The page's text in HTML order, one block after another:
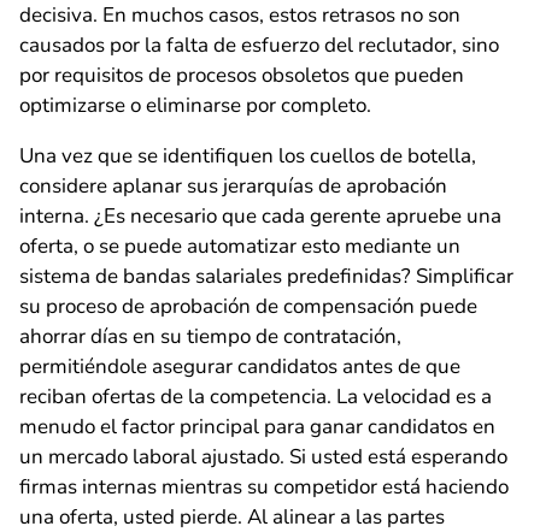
decisiva. En muchos casos, estos retrasos no son
causados por la falta de esfuerzo del reclutador, sino
por requisitos de procesos obsoletos que pueden
optimizarse o eliminarse por completo.
Una vez que se identifiquen los cuellos de botella,
considere aplanar sus jerarquías de aprobación
interna. ¿Es necesario que cada gerente apruebe una
oferta, o se puede automatizar esto mediante un
sistema de bandas salariales predefinidas? Simplificar
su proceso de aprobación de compensación puede
ahorrar días en su tiempo de contratación,
permitiéndole asegurar candidatos antes de que
reciban ofertas de la competencia. La velocidad es a
menudo el factor principal para ganar candidatos en
un mercado laboral ajustado. Si usted está esperando
firmas internas mientras su competidor está haciendo
una oferta, usted pierde. Al alinear a las partes